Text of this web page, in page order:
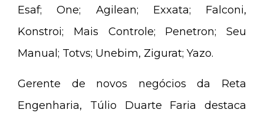
Esaf; One; Agilean; Exxata; Falconi,
Konstroi; Mais Controle; Penetron; Seu
Manual; Totvs; Unebim, Zigurat; Yazo.
Gerente de novos negócios da Reta
Engenharia, Túlio Duarte Faria destaca